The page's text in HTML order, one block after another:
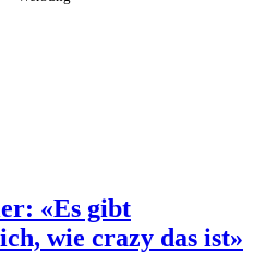
«Es gibt
wie crazy das ist»